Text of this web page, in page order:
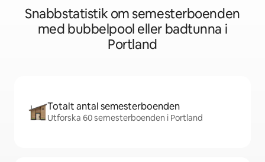
Snabbstatistik om semesterboenden
med bubbelpool eller badtunna i
Portland
Totalt antal semesterboenden
Utforska 60 semesterboenden i Portland